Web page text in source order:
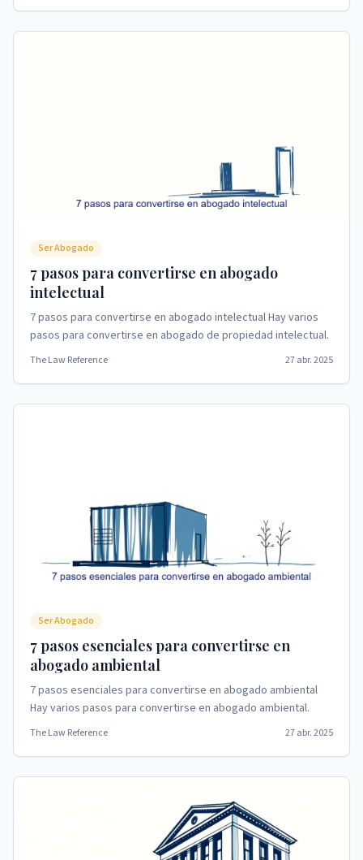
Ser Abogado
7 pasos para convertirse en abogado
intelectual
7 pasos para convertirse en abogado intelectual Hay varios
pasos para convertirse en abogado de propiedad intelectual.
The Law Reference 27 abr. 2025
Ser Abogado
7 pasos esenciales para convertirse en
abogado ambiental
7 pasos esenciales para convertirse en abogado ambiental
Hay varios pasos para convertirse en abogado ambiental.
The Law Reference 27 abr. 2025